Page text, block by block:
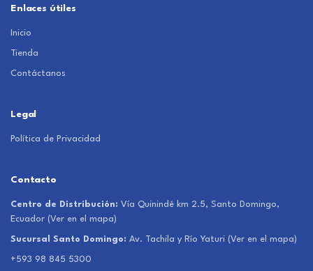
Enlaces útiles
Inicio
Tienda
Contáctanos
Legal
Política de Privacidad
Contacto
Centro de Distribución: Vía Quinindé km 2.5, Santo Domingo,
Ecuador (Ver en el mapa)
Sucursal Santo Domingo: Av. Tachila y Río Yaturi (Ver en el mapa)
+593 98 845 5300